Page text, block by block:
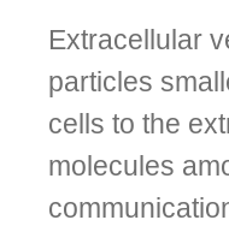
Extracellular
particles
cells to the
molecules